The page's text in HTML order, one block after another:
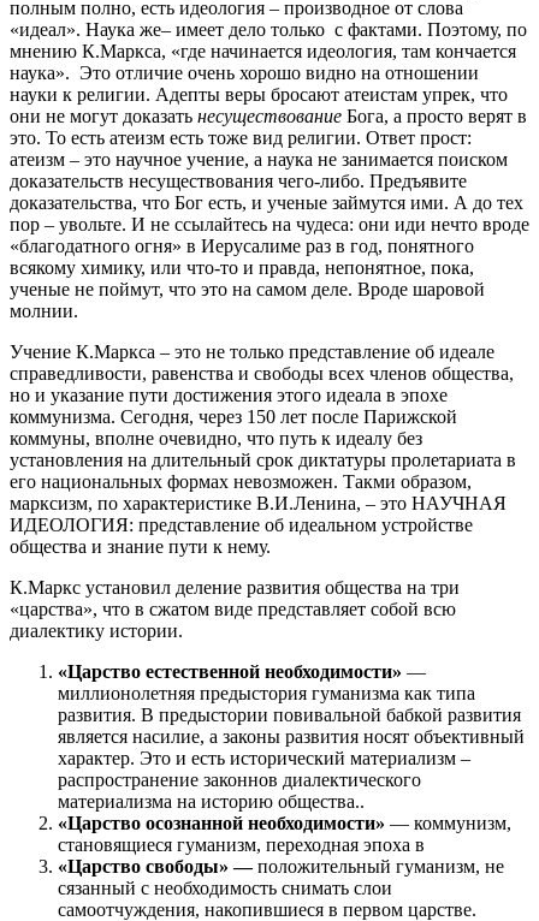
полным полно, есть идеология – производное от слова
«идеал». Наука же– имеет дело только с фактами. Поэтому, по
мнению К.Маркса, «где начинается идеология, там кончается
наука». Это отличие очень хорошо видно на отношении
науки к религии. Адепты веры бросают атеистам упрек, что
они не могут доказать несуществование Бога, а просто верят в
это. То есть атеизм есть тоже вид религии. Ответ прост:
атеизм – это научное учение, а наука не занимается поиском
доказательств несуществования чего-либо. Предъявите
доказательства, что Бог есть, и ученые займутся ими. А до тех
пор – увольте. И не ссылайтесь на чудеса: они иди нечто вроде
«благодатного огня» в Иерусалиме раз в год, понятного
всякому химику, или что-то и правда, непонятное, пока,
ученые не поймут, что это на самом деле. Вроде шаровой
молнии.
Учение К.Маркса – это не только представление об идеале
справедливости, равенства и свободы всех членов общества,
но и указание пути достижения этого идеала в эпохе
коммунизма. Сегодня, через 150 лет после Парижской
коммуны, вполне очевидно, что путь к идеалу без
установления на длительный срок диктатуры пролетариата в
его национальных формах невозможен. Такми образом,
марксизм, по характеристике В.И.Ленина, – это НАУЧНАЯ
ИДЕОЛОГИЯ: представление об идеальном устройстве
общества и знание пути к нему.
К.Маркс установил деление развития общества на три
«царства», что в сжатом виде представляет собой всю
диалектику истории.
«Царство естественной необходимости» —
миллионолетняя предыстория гуманизма как типа
развития. В предыстории повивальной бабкой развития
является насилие, а законы развития носят объективный
характер. Это и есть исторический материализм –
распространение законнов диалектического
материализма на историю общества..
«Царство осознанной необходимости» — коммунизм,
становящиеся гуманизм, переходная эпоха в
«Царство свободы» —положительный гуманизм, не
сязанный с необходимость снимать слои
самоотчуждения, накопившиеся в первом царстве.